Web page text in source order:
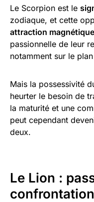
Le Scorpion est le
zodiaque, et cette
attraction magnétique
passionnelle de leur
notamment sur le
Mais la possessivité
heurter le besoin de
la maturité et une
peut cependant
deux.
Le Lion :
confrontation